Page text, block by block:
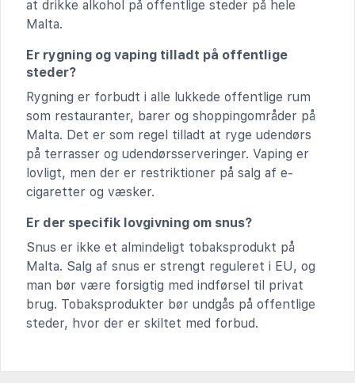
at drikke alkohol på offentlige steder på hele
Malta.
Er rygning og vaping tilladt på offentlige
steder?
Rygning er forbudt i alle lukkede offentlige rum
som restauranter, barer og shoppingområder på
Malta. Det er som regel tilladt at ryge udendørs
på terrasser og udendørsserveringer. Vaping er
lovligt, men der er restriktioner på salg af e-
cigaretter og væsker.
Er der specifik lovgivning om snus?
Snus er ikke et almindeligt tobaksprodukt på
Malta. Salg af snus er strengt reguleret i EU, og
man bør være forsigtig med indførsel til privat
brug. Tobaksprodukter bør undgås på offentlige
steder, hvor der er skiltet med forbud.